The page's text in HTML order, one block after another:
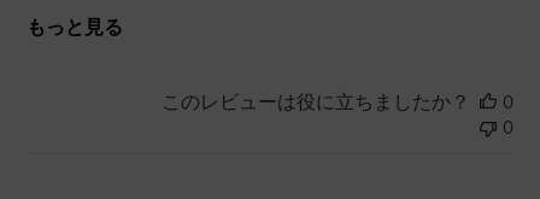
もっと見る
このレビューは役に立ちましたか？
0
0